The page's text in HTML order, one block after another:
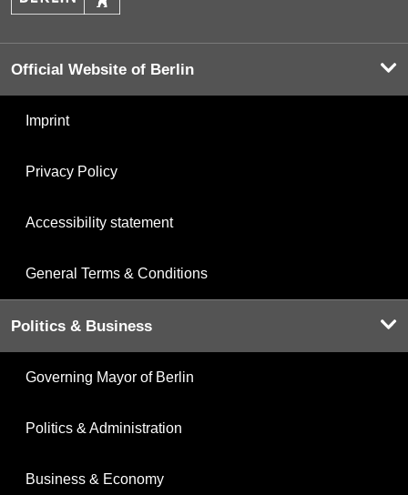
Official Website of Berlin
Imprint
Privacy Policy
Accessibility statement
General Terms & Conditions
Politics & Business
Governing Mayor of Berlin
Politics & Administration
Business & Economy